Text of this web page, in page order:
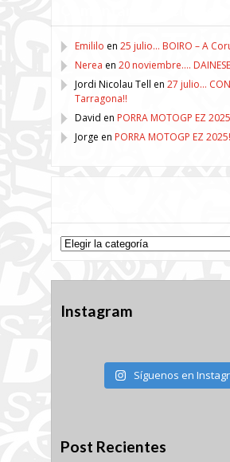
Emililo en 25 julio… BOIRO – A
Nerea en 20 noviembre….
Jordi Nicolau Tell en 27 julio…
Tarragona!!
David en PORRA MOTOGP EZ
Jorge en PORRA MOTOGP EZ
Categorías
Instagram
Síguenos en
Post Recientes